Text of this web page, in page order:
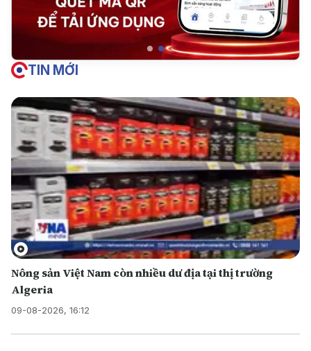
TIN MỚI
Nông sản Việt Nam còn nhiều dư địa tại thị trường
Algeria
09-08-2026, 16:12